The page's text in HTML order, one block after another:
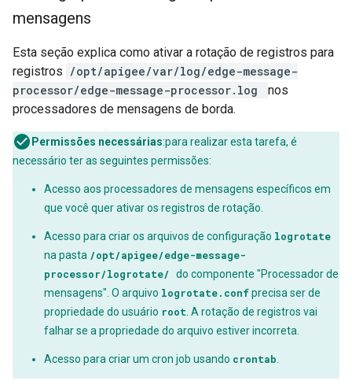
mensagens
Esta seção explica como ativar a rotação de registros para
registros /opt/apigee/var/log/edge-message-
processor/edge-message-processor.log
nos
processadores de mensagens de borda.
Permissões necessárias:para realizar esta tarefa, é
necessário ter as seguintes permissões:
Acesso aos processadores de mensagens específicos em
que você quer ativar os registros de rotação.
Acesso para criar os arquivos de configuração logrotate
na pasta /opt/apigee/edge-message-
processor/logrotate/ do componente "Processador de
mensagens". O arquivo logrotate.confprecisa ser de
propriedade do usuário root . A rotação de registros vai
falhar se a propriedade do arquivo estiver incorreta.
Acesso para criar um cron job usando crontab